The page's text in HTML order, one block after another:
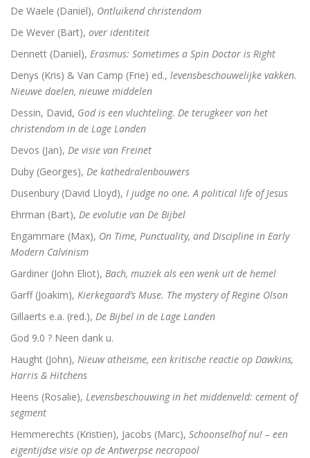
Waarover men niet spreekt
Identiteit
Over god
Adrianus VI (1459-1523). De tragische paus uit de
Toen onze wereld christelijk werd
Het verloren koninkrijk
Herinneringen aan Socrates
Wakend over God
De Waele (Daniël), Ontluikend christendom
De Wever (Bart), over identiteit
Dennett (Daniel), Erasmus: Sometimes a Spin Doctor is Right
Denys (Kris) & Van Camp (Frie) ed., levensbeschouwelijke vakken.
Nieuwe doelen, nieuwe middelen
Dessin, David, God is een vluchteling. De terugkeer van het
christendom in de Lage Landen
Devos (Jan), De visie van Freinet
Duby (Georges), De kathedralenbouwers
Dusenbury (David Lloyd), I judge no one. A political life of Jesus
Ehrman (Bart), De evolutie van De Bijbel
Engammare (Max), On Time, Punctuality, and Discipline in Early
Modern Calvinism
Gardiner (John Eliot), Bach, muziek als een wenk uit de hemel
Garff (Joakim), Kierkegaard’s Muse. The mystery of Regine Olson
Gillaerts e.a. (red.), De Bijbel in de Lage Landen
God 9.0 ? Neen dank u.
Haught (John), Nieuw atheïsme, een kritische reactie op Dawkins,
Harris & Hitchens
Heens (Rosalie), Levensbeschouwing in het middenveld: cement of
segment
Hemmerechts (Kristien), Jacobs (Marc), Schoonselhof nu! – een
eigentijdse visie op de Antwerpse necropool